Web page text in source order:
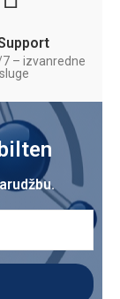
– izvanredne